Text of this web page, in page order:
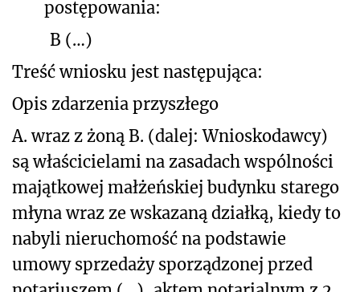
postępowania:
B (…)
Treść wniosku jest następująca:
Opis zdarzenia przyszłego
A. wraz z żoną B. (dalej: Wnioskodawcy)
są właścicielami na zasadach wspólności
majątkowej małżeńskiej budynku starego
młyna wraz ze wskazaną działką, kiedy to
nabyli nieruchomość na podstawie
umowy sprzedaży sporządzonej przed